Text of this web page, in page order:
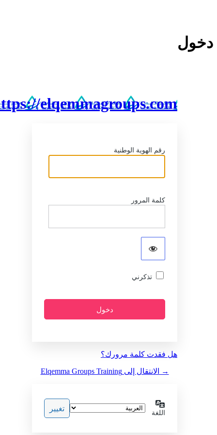
https://elqemmagroups.com
رقم الهوية الوطنية
كلمة المرور
تذكرني
هل فقدت كلمة مرورك؟
→ الانتقال إلى Elqemma Groups Training
اللغة